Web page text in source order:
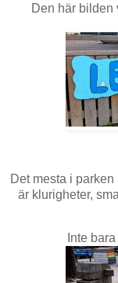
Den här bilden
Det mesta i
är klurigheter,
Inte